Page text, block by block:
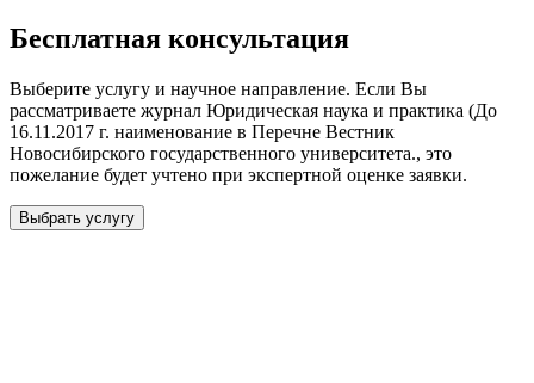
Бесплатная консультация
Выберите услугу и научное направление. Если Вы
рассматриваете журнал Юридическая наука и практика (До
16.11.2017 г. наименование в Перечне Вестник
Новосибирского государственного университета., это
пожелание будет учтено при экспертной оценке заявки.
Выбрать услугу